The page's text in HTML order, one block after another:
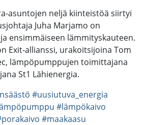
asuntojen neljä kiinteistöä siirtyi
Juha Marjamo on
ensimmäiseen lämmityskauteen.
Exit-allianssi, urakoitsijoina Tom
lämpöpumppujen toimittajana
St1 Lähienergia.
#uusiutuva_energia
#lämpökaivo
#maakaasu